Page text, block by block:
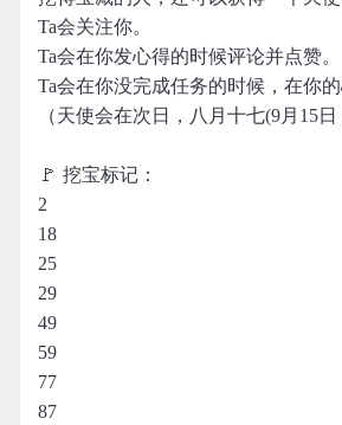
Ta会关注你。
Ta会在你发心得的时候评论并点赞。
Ta会在你没完成任务的时候，在你的
（天使会在次日，八月十七(9月15日
🚩 挖宝标记：
2
18
25
29
49
59
77
87